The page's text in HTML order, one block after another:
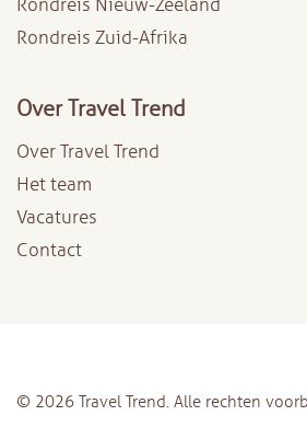
Rondreis Zuid-Afrika
Over Travel Trend
Over Travel Trend
Het team
Vacatures
Contact
© 2026 Travel Trend. Alle rechten